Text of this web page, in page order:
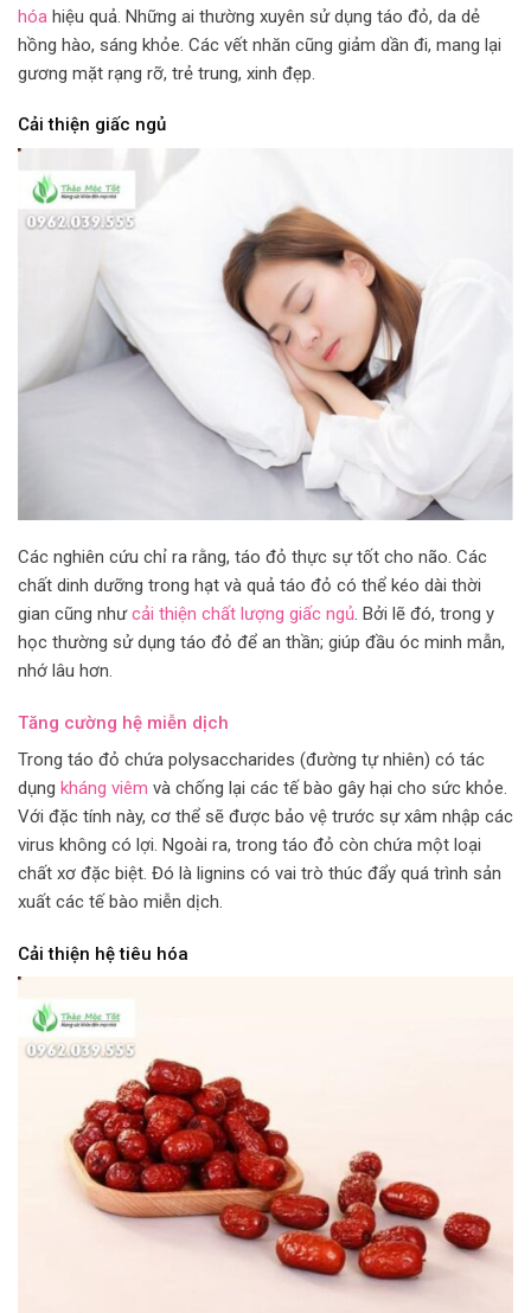
hóa hiệu quả. Những ai thường xuyên sử dụng táo đỏ, da dẻ
hồng hào, sáng khỏe. Các vết nhăn cũng giảm dần đi, mang lại
gương mặt rạng rỡ, trẻ trung, xinh đẹp.
Cải thiện giấc ngủ
Các nghiên cứu chỉ ra rằng, táo đỏ thực sự tốt cho não. Các
chất dinh dưỡng trong hạt và quả táo đỏ có thể kéo dài thời
gian cũng nhưcải thiện chất lượng giấc ngủ. Bởi lẽ đó, trong y
học thường sử dụng táo đỏ để an thần; giúp đầu óc minh mẫn,
nhớ lâu hơn.
Tăng cường hệ miễn dịch
Trong táo đỏ chứa polysaccharides (đường tự nhiên) có tác
dụng kháng viêm và chống lại các tế bào gây hại cho sức khỏe.
Với đặc tính này, cơ thể sẽ được bảo vệ trước sự xâm nhập các
virus không có lợi. Ngoài ra, trong táo đỏ còn chứa một loại
chất xơ đặc biệt. Đó là lignins có vai trò thúc đẩy quá trình sản
xuất các tế bào miễn dịch.
Cải thiện hệ tiêu hóa